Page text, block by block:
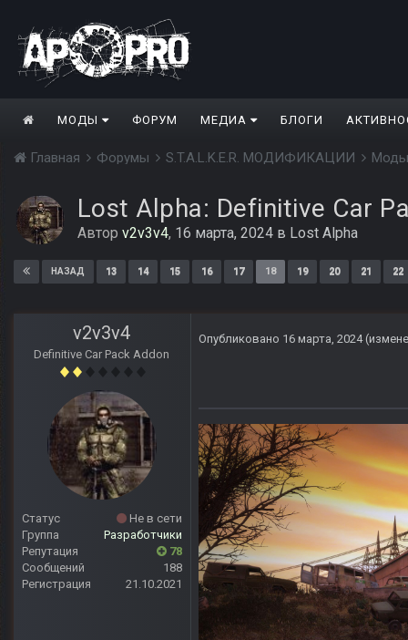
МОДЫ ФОРУМ МЕДИА БЛОГИ
Главная Форумы S.T.A.L.K.E.R. МОДИФИКАЦИИ
Lost Alpha: Definitive Car
Автор v2v3v4, 16 марта, 2024 в Lost Alpha
НАЗАД 13 14 15 16 17 18 19 20 21 22
v2v3v4
Definitive Car Pack Addon
Статус
Не в сети
Группа
Разработчики
Репутация
78
Сообщений
188
Регистрация
21.10.2021
Опубликовано 16 марта, 2024